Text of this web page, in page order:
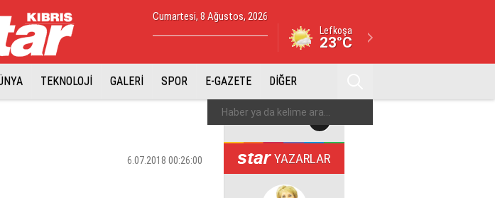
Cumartesi, 8 Ağustos, 2026
Lefkoşa
23°C
TEKNOLOJİ GALERİ SPOR E-GAZETE DİĞER
6.07.2018 00:26:00 YAZARLAR